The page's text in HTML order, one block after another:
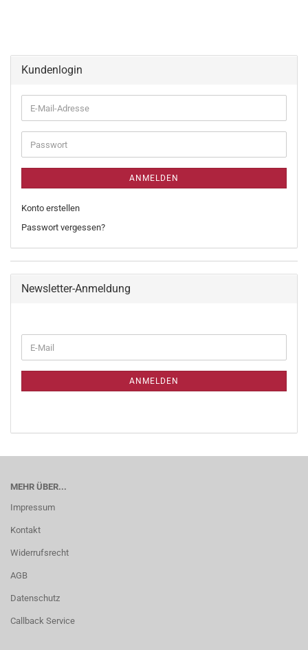
Kundenlogin
ANMELDEN
Konto erstellen
Passwort vergessen?
Newsletter-Anmeldung
ANMELDEN
MEHR ÜBER...
Impressum
Kontakt
Widerrufsrecht
AGB
Datenschutz
Callback Service